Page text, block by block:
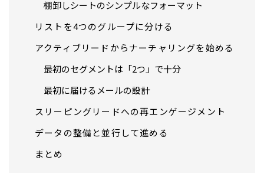
棚卸しシートのシンプルなフォーマット
リストを4つのグループに分ける
アクティブリードからナーチャリングを始める
最初のセグメントは「2つ」で十分
最初に届けるメールの設計
スリーピングリードへの再エンゲージメント
データの整備と並行して進める
まとめ